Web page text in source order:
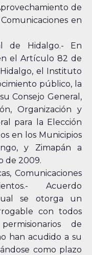
de
en
de Hidalgo.- En
el Artículo 82 de
el Instituto
público, la
Consejo General,
Organización y
para la Elección
en los Municipios
y Zimapán a
de 2009.
Comunicaciones
Acuerdo
se otorga un
con todos
de
han acudido a su
como plazo